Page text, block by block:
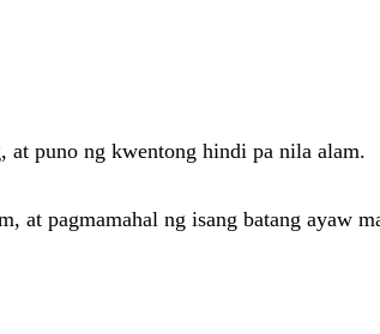
at puno ng kwentong hindi pa nila alam.
at pagmamahal ng isang batang ayaw